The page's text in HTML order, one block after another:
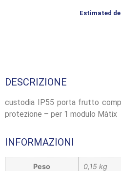
Estimated
DESCRIZIONE
custodia IP55 porta frutto
protezione – per 1 modulo Màtix
INFORMAZIONI
Peso 0,15 kg